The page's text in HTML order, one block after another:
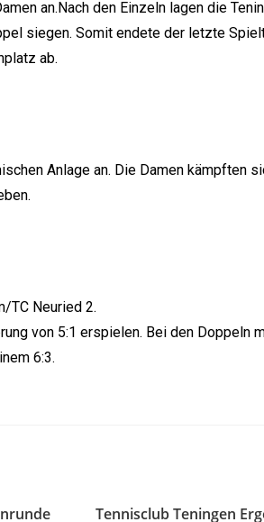
an.Nach den Einzeln lagen die
siegen. Somit endete der letzte
ab.
Anlage an. Die Damen kämpften
TC Neuried 2.
von 5:1 erspielen. Bei den Doppeln
6:3.
Tennisclub Teningen